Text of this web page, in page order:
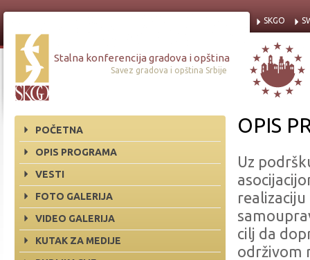
Stalna konferencija gradova i opština
Savez gradova i opština Srbije
SKGO
POČETNA
OPIS PROGRAMA
VESTI
FOTO GALERIJA
VIDEO GALERIJA
KUTAK ZA MEDIJE
OPIS
Uz
cilj da
održivom